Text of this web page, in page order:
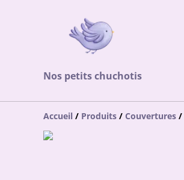
Nos petits chuchotis
Accueil / Produits / Couvertures /